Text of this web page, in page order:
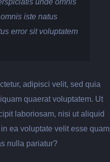
unde omnis
iste natus
error sit voluptatem
adipisci velit, sed quia
quaerat voluptatem. Ut
laboriosam, nisi ut aliquid
ea voluptate velit esse quam
nulla pariatur?